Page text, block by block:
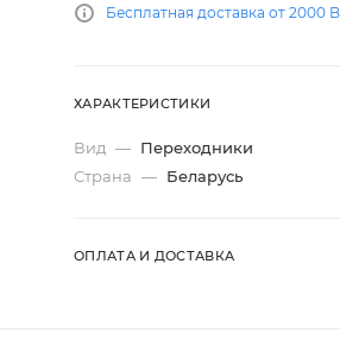
Бесплатная доставка от 2000
ХАРАКТЕРИСТИКИ
Вид — Переходники
Страна — Беларусь
ОПЛАТА И ДОСТАВКА